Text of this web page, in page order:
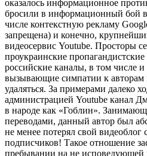
оказалось информационное
бросили в информационный бой
числе контекстную рекламу
запрещена) и конечно,
видеосервис Youtube. Просторы
проукраинские
российские каналы, в том числе
вызывающие симпатии к авторам
удаляться. За примерами далеко
администрацией Youtube канал
в народе как «Гоблин».
переводами, данный автор был
не менее потерял свой
подписчиков! Такое отношение
пребывании на не